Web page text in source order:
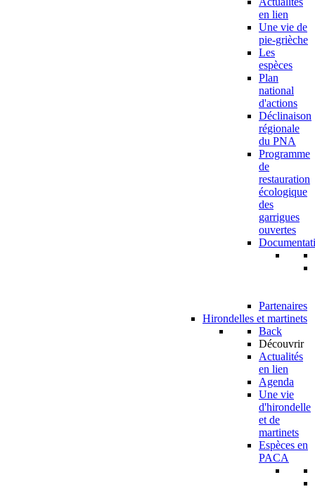
en lien
Une vie de
pie-grièche
Les
espèces
Plan
national
d'actions
Déclinaison
régionale
du PNA
Programme
de
restauration
écologique
des
garrigues
ouvertes
Partenaires
Hirondelles et martinets
Back
Découvrir
Actualités
en lien
Agenda
Une vie
d'hirondelle
et de
martinets
Espèces en
PACA